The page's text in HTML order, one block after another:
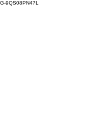
G-9QS08PN47L